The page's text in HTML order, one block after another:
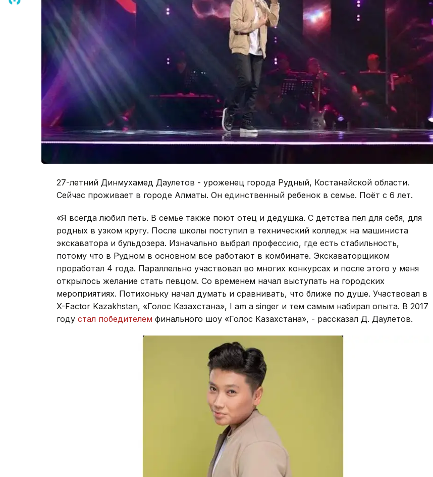
27-летний Динмухамед Даулетов - уроженец города Рудный, Костанайской области.
Сейчас проживает в городе Алматы. Он единственный ребенок в семье. Поёт с 6 лет.
«Я всегда любил петь. В семье также поют отец и дедушка. С детства пел для себя, для
родных в узком кругу. После школы поступил в технический колледж на машиниста
экскаватора и бульдозера. Изначально выбрал профессию, где есть стабильность,
потому что в Рудном в основном все работают в комбинате. Экскаваторщиком
проработал 4 года. Параллельно участвовал во многих конкурсах и после этого у меня
открылось желание стать певцом. Со временем начал выступать на городских
мероприятиях. Потихоньку начал думать и сравнивать, что ближе по душе. Участвовал в
X-Factor Kazakhstan, «Голос Казахстана», I аm a singer и тем самым набирал опыта. В 2017
году стал победителем финального шоу «Голос Казахстана», - рассказал Д. Даулетов.